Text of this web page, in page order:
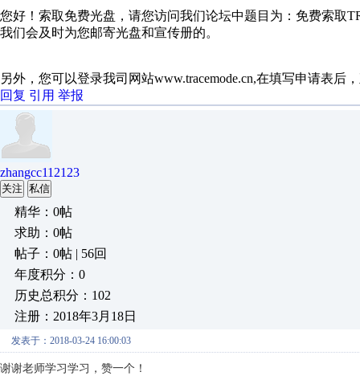
您好！索取免费光盘，请您访问我们论坛中题目为：免费索取
我们会及时为您邮寄光盘和宣传册的。
另外，您可以登录我司网站www.tracemode.cn,在填写申请表后
回复 引用 举报
zhangcc112123
关注 私信
精华：0帖
求助：0帖
帖子：0帖 | 56回
年度积分：0
历史总积分：102
注册：2018年3月18日
发表于：2018-03-24 16:00:03
谢谢老师学习学习，赞一个！